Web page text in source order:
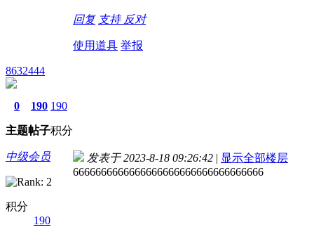
回复 支持 反对
使用道具 举报
8632444
0
主题
190
帖子
190
积分
中级会员
积分
190
发表于 2023-8-18 09:26:42 | 显示全部楼层
6666666666666666666666666666666666